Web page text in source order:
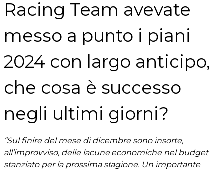
Racing Team avevate
messo a punto i piani
2024 con largo anticipo,
che cosa è successo
negli ultimi giorni?
“Sul finire del mese di dicembre sono insorte,
all’improvviso, delle lacune economiche nel budget
stanziato per la prossima stagione. Un importante